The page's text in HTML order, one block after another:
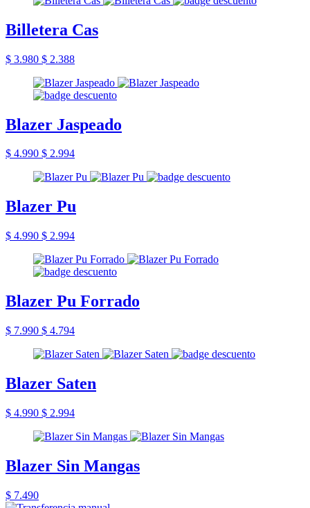
Billetera Cas
$ 3.980 $ 2.388
Blazer Jaspeado
$ 4.990 $ 2.994
Blazer Pu
$ 4.990 $ 2.994
Blazer Pu Forrado
$ 7.990 $ 4.794
Blazer Saten
$ 4.990 $ 2.994
Blazer Sin Mangas
$ 7.490